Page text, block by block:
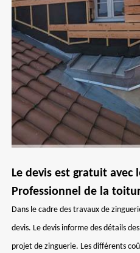
Le devis est gratuit avec
Professionnel de la
Dans le cadre des travaux de
devis. Le devis informe des détails
projet de zinguerie. Les différents